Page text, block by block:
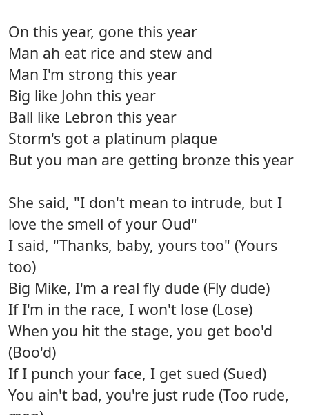
On this year, gone this year
Man ah eat rice and stew and
Man I'm strong this year
Big like John this year
Ball like Lebron this year
Storm's got a platinum plaque
But you man are getting bronze this year
She said, "I don't mean to intrude, but I
love the smell of your Oud"
I said, "Thanks, baby, yours too" (Yours
too)
Big Mike, I'm a real fly dude (Fly dude)
If I'm in the race, I won't lose (Lose)
When you hit the stage, you get boo'd
(Boo'd)
If I punch your face, I get sued (Sued)
You ain't bad, you're just rude (Too rude,